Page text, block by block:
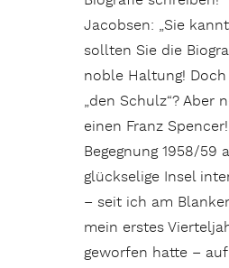
Jacobsen: „Sie
sollten Sie die
noble Haltung!
„den Schulz“? Aber
einen Franz
Begegnung 1958/59
glückselige Insel
– seit ich am
mein erstes
geworfen hatte –